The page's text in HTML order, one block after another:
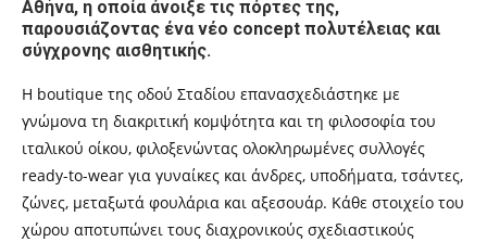
Αθήνα, η οποία άνοιξε τις πόρτες της,
παρουσιάζοντας ένα νέο concept πολυτέλειας και
σύγχρονης αισθητικής.
Η boutique της οδού Σταδίου επανασχεδιάστηκε με
γνώμονα τη διακριτική κομψότητα και τη φιλοσοφία του
ιταλικού οίκου, φιλοξενώντας ολοκληρωμένες συλλογές
ready-to-wear για γυναίκες και άνδρες, υποδήματα, τσάντες,
ζώνες, μεταξωτά φουλάρια και αξεσουάρ. Κάθε στοιχείο του
χώρου αποτυπώνει τους διαχρονικούς σχεδιαστικούς